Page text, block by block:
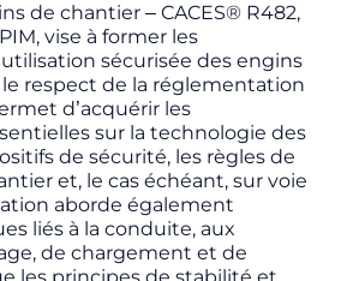
de chantier – CACES® R482,
vise à former les
sécurisée des engins
respect de la réglementation
d’acquérir les
sur la technologie des
de sécurité, les règles de
et, le cas échéant, sur voie
aborde également
liés à la conduite, aux
de chargement et de